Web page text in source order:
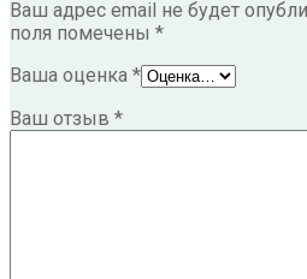
Ваш адрес email не будет
поля помечены *
Ваша оценка *
Ваш отзыв *